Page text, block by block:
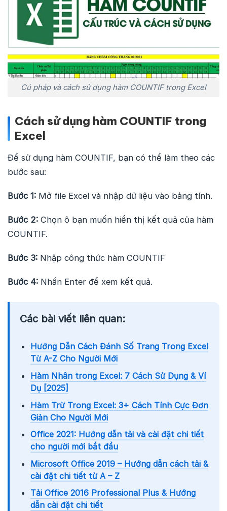
Cú pháp và cách sử dụng hàm COUNTIF trong Excel
Cách sử dụng hàm COUNTIF trong
Excel
Để sử dụng hàm COUNTIF, bạn có thể làm theo các
bước sau:
Bước 1: Mở file Excel và nhập dữ liệu vào bảng tính.
Bước 2: Chọn ô bạn muốn hiển thị kết quả của hàm
COUNTIF.
Bước 3: Nhập công thức hàm COUNTIF
Bước 4: Nhấn Enter để xem kết quả.
Các bài viết liên quan:
Hướng Dẫn Cách Đánh Số Trang Trong Excel
Từ A-Z Cho Người Mới
Hàm Nhân trong Excel: 7 Cách Sử Dụng & Ví
Dụ [2025]
Hàm Trừ Trong Excel: 3+ Cách Tính Cực Đơn
Giản Cho Người Mới
Office 2021: Hướng dẫn tải và cài đặt chi tiết
cho người mới bắt đầu
Microsoft Office 2019 – Hướng dẫn cách tải &
cài đặt chi tiết từ A – Z
Tải Office 2016 Professional Plus & Hướng
dẫn cài đặt chi tiết